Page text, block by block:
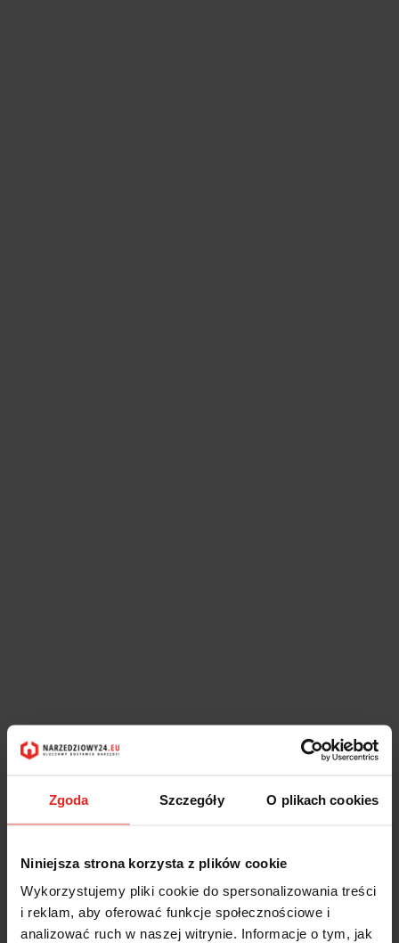
Zgoda Szczegóły O plikach cookies
Niniejsza strona korzysta z plików cookie
Wykorzystujemy pliki cookie do spersonalizowania treści
i reklam, aby oferować funkcje społecznościowe i
analizować ruch w naszej witrynie. Informacje o tym, jak
Symbol:40171313
118.20 -50%